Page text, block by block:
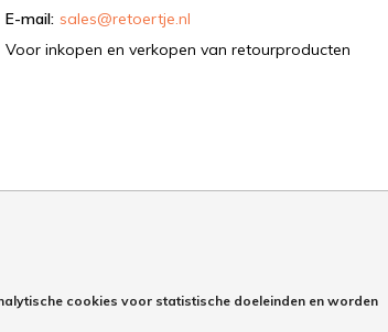
E-mail: sales@retoertje.nl
Voor inkopen en verkopen van retourproducten
cookies voor statistische doeleinden en worden